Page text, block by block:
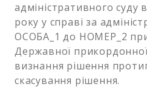
адміністративного суду
року у справі за
ОСОБА_1 до НОМЕР_2
Державної
визнання рішення
скасування рішення.